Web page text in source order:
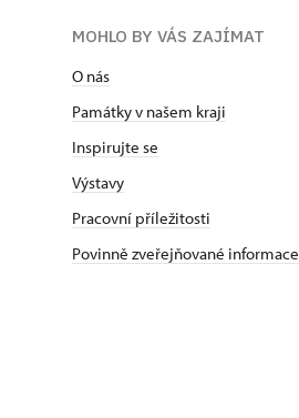
MOHLO BY VÁS ZAJÍMAT
O nás
Památky v našem kraji
Inspirujte se
Výstavy
Pracovní příležitosti
Povinně zveřejňované informace